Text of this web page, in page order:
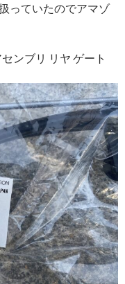
っていたのでアマゾ
ンブリ リヤ ゲート